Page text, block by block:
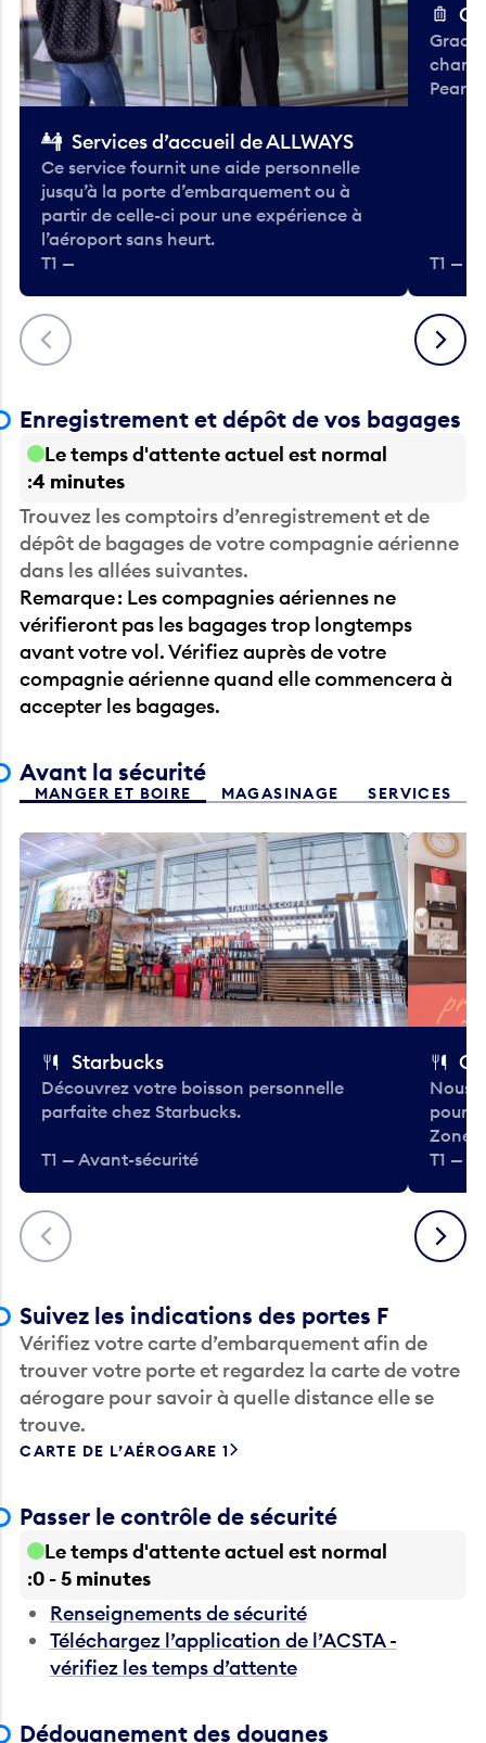
Précédent
Services d’accueil de ALLWAYS
Ce service fournit une aide personnelle
jusqu’à la porte d’embarquement ou à
partir de celle-ci pour une expérience à
l’aéroport sans heurt.
T1 —
T1 —
Suivant
Enregistrement et dépôt de vos bagages
Le temps d'attente actuel est normal
4 minutes
Trouvez les comptoirs d’enregistrement et de
dépôt de bagages de votre compagnie aérienne
dans les allées suivantes.
Remarque : Les compagnies aériennes ne
vérifieront pas les bagages trop longtemps
avant votre vol. Vérifiez auprès de votre
compagnie aérienne quand elle commencera à
accepter les bagages.
Avant la sécurité
MANGER ET BOIRE MAGASINAGE SERVICES
Précédent
Starbucks
Découvrez votre boisson personnelle
parfaite chez Starbucks.
T1 — Avant-sécurité
Nous
pour
Zone.
T1 —
Suivant
Suivez les indications des portes F
Vérifiez votre carte d’embarquement afin de
trouver votre porte et regardez la carte de votre
aérogare pour savoir à quelle distance elle se
trouve.
CARTE DE L’AÉROGARE 1
Passer le contrôle de sécurité
Le temps d'attente actuel est normal
0 - 5 minutes
Renseignements de sécurité
Téléchargez l’application de l’ACSTA -
vérifiez les temps d’attente
Dédouanement des douanes